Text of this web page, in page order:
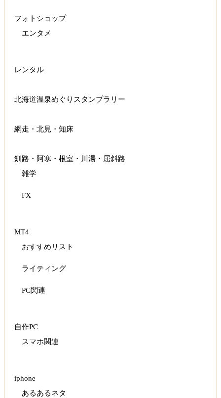
フォトショップ
エンタメ
レンタル
北海道温泉めぐりスタンプラリー
網走・北見・知床
釧路・阿寒・根室・川湯・屈斜路
雑学
FX
MT4
おすすめリスト
ライティング
PC関連
自作PC
スマホ関連
iphone
あるあるネタ